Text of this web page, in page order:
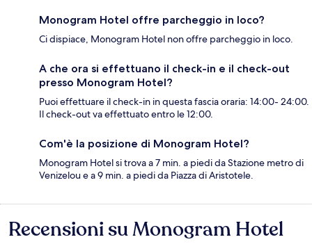
Monogram Hotel offre parcheggio in loco?
Ci dispiace, Monogram Hotel non offre parcheggio in loco.
A che ora si effettuano il check-in e il check-out
presso Monogram Hotel?
Puoi effettuare il check-in in questa fascia oraria: 14:00- 24:00.
Il check-out va effettuato entro le 12:00.
Com'è la posizione di Monogram Hotel?
Monogram Hotel si trova a 7 min. a piedi da Stazione metro di
Venizelou e a 9 min. a piedi da Piazza di Aristotele.
Recensioni
Recensioni su Monogram Hotel